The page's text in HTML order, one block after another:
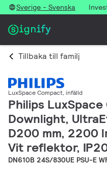
Sverige - Svenska
Tillbaka till familj
LuxSpace Compact, infälld
Philips
Downlight,
D200 mm, 2200
Vit reflektor,
DN610B 24S/830UE PSU-E